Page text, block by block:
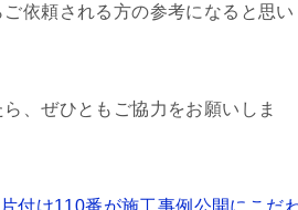
依頼される方の参考になると思い
、ぜひともご協力をお願いしま
付け110番が施工事例公開にこだ